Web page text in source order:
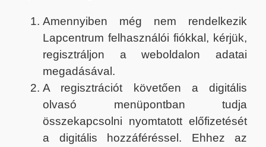
Amennyiben még nem rendelkezik
Lapcentrum felhasználói fiókkal, kérjük,
regisztráljon a weboldalon adatai
megadásával.
A regisztrációt követően a digitális
olvasó menüpontban tudja
összekapcsolni nyomtatott előfizetését
a digitális hozzáféréssel. Ehhez az